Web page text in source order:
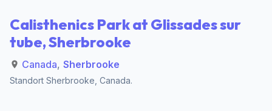
Calisthenics Park at Glissades sur
tube, Sherbrooke
Canada, Sherbrooke
Standort Sherbrooke Canada.